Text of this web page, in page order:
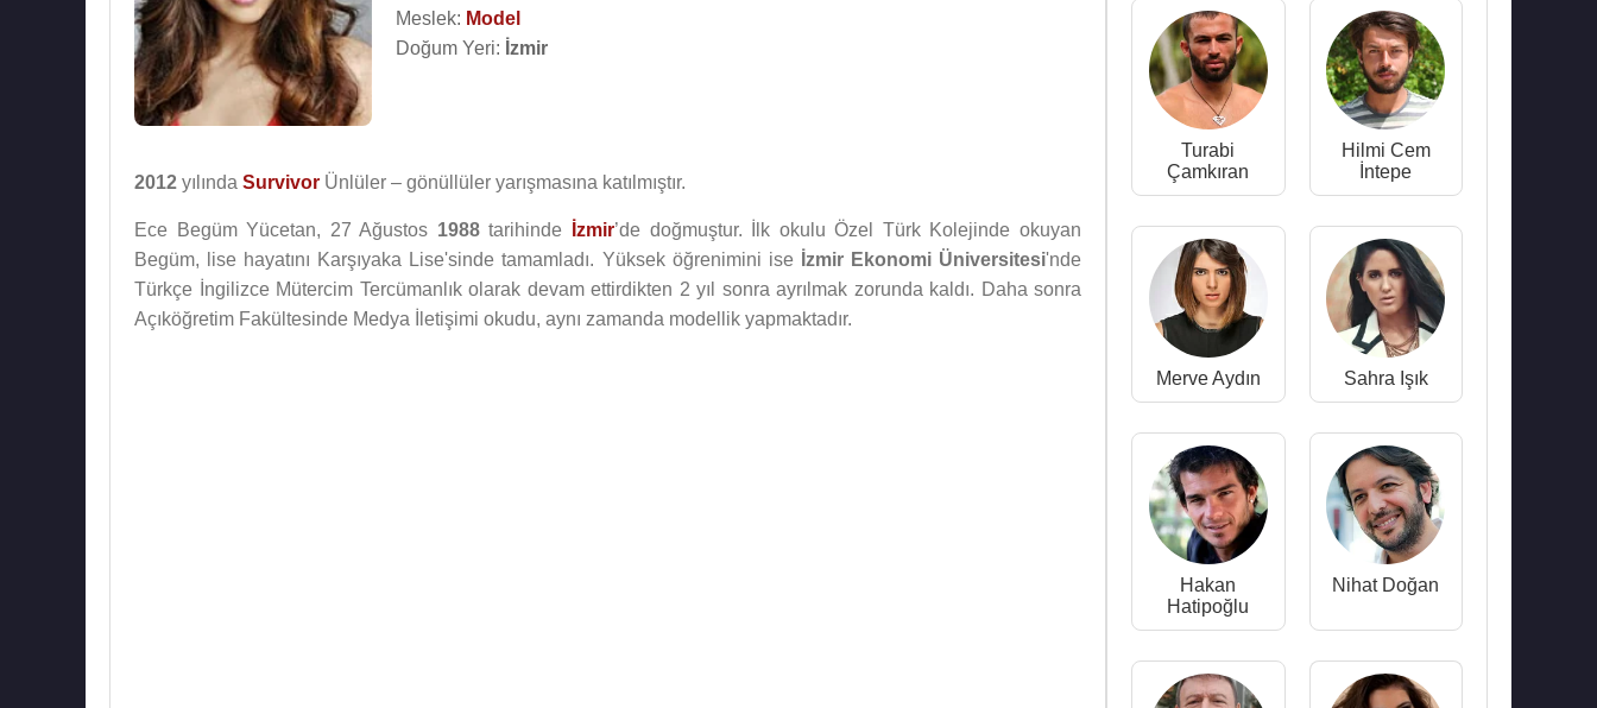
Meslek: Model
Doğum Yeri: İzmir
2012 yılında Survivor Ünlüler – gönüllüler yarışmasına katılmıştır.
Ece Begüm Yücetan, 27 Ağustos 1988tarihinde İzmir’de doğmuştur. İlk okulu Özel Türk Kolejinde okuyan
Begüm, lise hayatını Karşıyaka Lise'sinde tamamladı. Yüksek öğrenimini ise
İzmir Ekonomi Üniversitesi'nde
Türkçe İngilizce Mütercim Tercümanlık olarak devam ettirdikten 2 yıl sonra ayrılmak zorunda kaldı. Daha sonra
Açıköğretim Fakültesinde Medya İletişimi okudu, aynı zamanda modellik yapmaktadır.
Turabi
Çamkıran
Hilmi Cem
İntepe
Merve Aydın Sahra Işık
Hakan
Hatipoğlu
Nihat Doğan